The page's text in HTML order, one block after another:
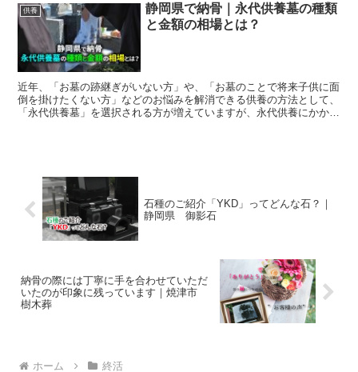
供養
静岡県で納骨｜永代供養墓の種類
と金額の相場とは？
近年、「お墓の跡継ぎがいない方」や、「お墓のことで将来子供に面
倒を掛けたくない方」などのお悩みを解消できる供養の方法として、
「永代供養墓」を選択される方が増えていますが、永代供養にかかる
石種のご紹介「YKD」ってどんな石？｜
静岡県 御影石
納骨の際には丁寧に手を合わせていただ
いたのが印象に残っています｜焼津市
樹木葬
ホーム 終活